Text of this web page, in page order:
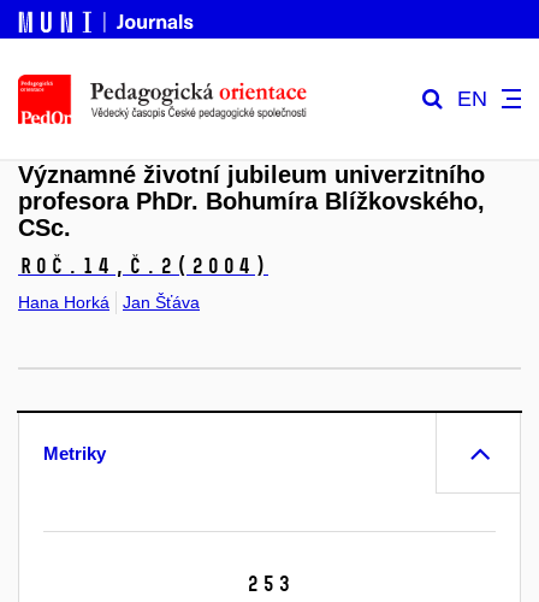
EN
Významné životní jubileum univerzitního
profesora PhDr. Bohumíra Blížkovského,
CSc.
Roč.14, č.2 (2004)
Hana Horká Jan Šťáva
Metriky
253